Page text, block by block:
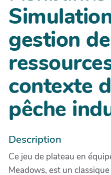
gestion de
contexte
pêche
Description
Ce jeu de plateau en
Meadows, est un